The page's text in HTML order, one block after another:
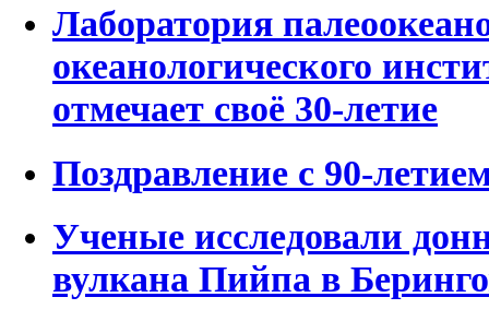
Лаборатория
океанологического
отмечает своё 30-летие
Поздравление с 90-
Ученые исследовали
вулкана Пийпа в